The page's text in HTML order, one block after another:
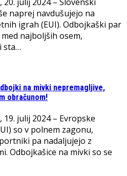
naprej navdušujejo na
igrah (EUI). Odbojkaški par
najboljših osem,
sta…
na mivki nepremagljive,
obračunom!
julij 2024 – Evropske
so v polnem zagonu,
pa nadaljujejo z
Odbojkašice na mivki so se